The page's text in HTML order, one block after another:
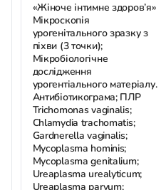
«Жіноче інтимне здоров’я»
Мікроскопія
урогенітального зразку з
піхви (3 точки);
Мікробіологічне
дослідження
урогентіального матеріалу.
Антибіотикограма; ПЛР
Trichomonas vaginalis;
Chlamydia trachomatis;
Gardnerella vaginalis;
Mycoplasma hominis;
Mycoplasma genitalium;
Ureaplasma urealyticum;
Ureaplasma parvum;